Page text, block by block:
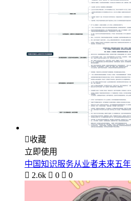
收藏
立即使用
中国知识服务从业者未来五
 2.6k  0  0